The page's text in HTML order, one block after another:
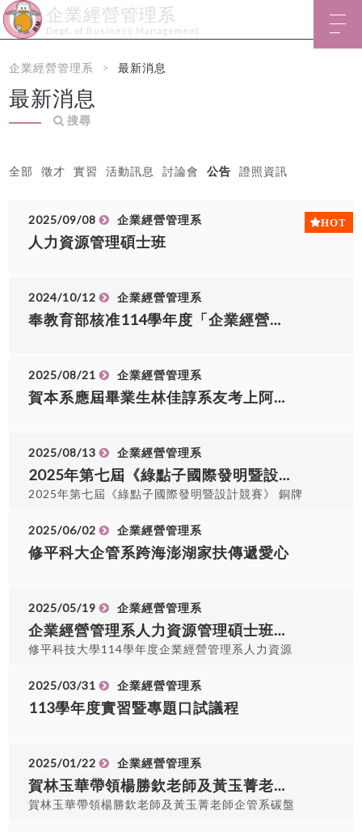
企業經營管理系
Dept. of Business Management
企業經營管理系 最新消息
最新消息
搜尋
全部 徵才 實習 活動訊息 討論會 公告 證照資訊
2025/09/08 企業經營管理系
人力資源管理碩士班
2024/10/12 企業經營管理系
奉教育部核准114學年度「企業經營管理系」與「人力資源管理與發展系」合併為「企業經營管理系(含人力資源管理碩士班)」
2025/08/21 企業經營管理系
賀本系應屆畢業生林佳諄系友考上阿聯酋航空空服員
2025/08/13 企業經營管理系
2025年第七屆《綠點子國際發明暨設計競賽》銅牌獎
2025年第七屆《綠點子國際發明暨設計競賽》 銅牌
管系 陳世杰、工管系 賴柏言 團隊學生｜精實所二
甲 張元柏、張資珮、廖珍玉 企管四甲、四乙 林珮
潔、陳芃妤 機械四甲 林肇洋
2025/06/02 企業經營管理系
修平科大企管系跨海澎湖家扶傳遞愛心
2025/05/19 企業經營管理系
企業經營管理系人力資源管理碩士班考試時間公告
修平科技大學114學年度企業經營管理系人力資源
日 面試地點：E202教室 報到地點：E201教室 (企
管系辦公室) 請於面試前15分鐘於E0201完成報到
，請考生攜帶個人證件（須附照片，如身分證、健
管系辦公室 “企管系”系辦公室報到，路線指引影片
https://www.facebook.com/share/p/1BGqxNkxF7/
停車場至系辦指引
2025/03/31 企業經營管理系
113學年度實習暨專題口試議程
2025/01/22 企業經營管理系
賀林玉華帶領楊勝欽老師及黃玉菁老師企管系碳盤查跨域團隊，通過經濟部產發署碳盤輔導案8件。
賀林玉華帶領楊勝欽老師及黃玉菁老師企管系碳盤